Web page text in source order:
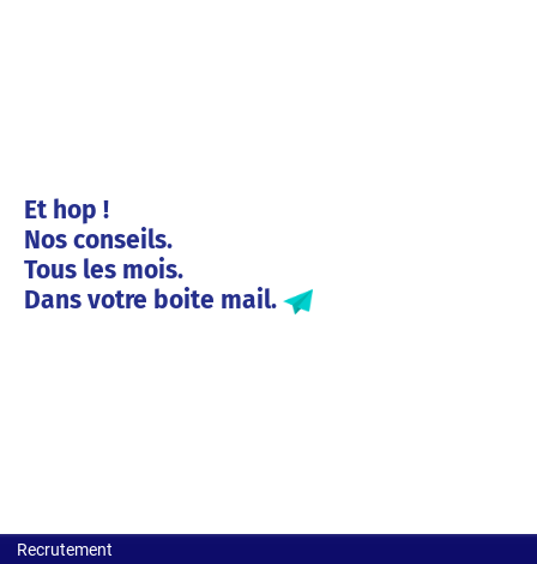
Et hop !
Nos conseils.
Tous les mois.
Dans votre boite mail.
Recrutement